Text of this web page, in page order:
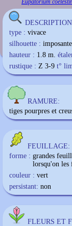
Eupatorium
type : vivace
silhouette :
hauteur : 1.8 m.
rustique : Z 3-9 t°
RAMURE:
tiges pourpres et
FEUILLAGE:
forme : grandes
lorsqu'on les
couleur : vert
persistant: non
FLEURS ET